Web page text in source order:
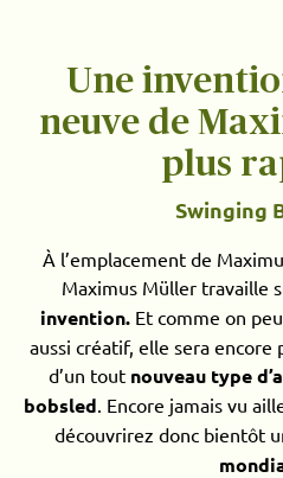
Une
neuve de
plus
Swinging
À l’emplacement de
Maximus Müller travaille
invention. Et comme on
aussi créatif, elle sera encore
d’un tout nouveau type
bobsled. Encore jamais vu
découvrirez donc bientôt